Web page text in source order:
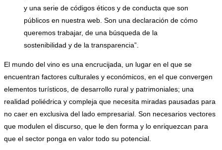
y una serie de códigos éticos y de conducta que son
públicos en nuestra web. Son una declaración de cómo
queremos trabajar, de una búsqueda de la
sostenibilidad y de la transparencia”.
El mundo del vino es una encrucijada, un lugar en el que se
encuentran factores culturales y económicos, en el que convergen
elementos turísticos, de desarrollo rural y patrimoniales; una
realidad poliédrica y compleja que necesita miradas pausadas para
no caer en exclusiva del lado empresarial. Son necesarios vectores
que modulen el discurso, que le den forma y lo enriquezcan para
que el sector ponga en valor todo su potencial.